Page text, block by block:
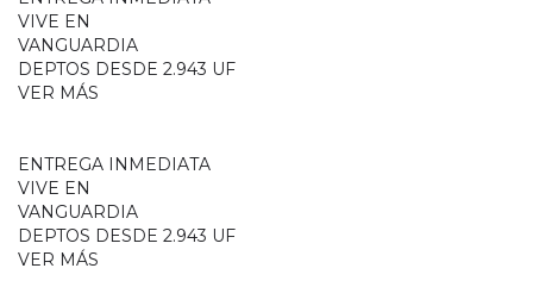
VIVE EN
VANGUARDIA
DEPTOS DESDE 2.943 UF
VER MÁS
ENTREGA INMEDIATA
VIVE EN
VANGUARDIA
DEPTOS DESDE 2.943 UF
VER MÁS